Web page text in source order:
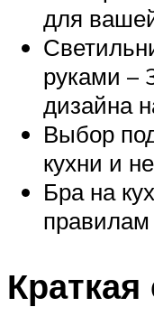
для
руками –
дизайна
Выбор
кухни и
Бра на
правилам
Краткая